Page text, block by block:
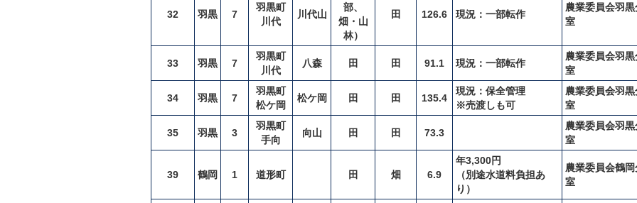
32 羽黒 7
羽黒町
川代
川代山
部、
畑・山
林）
田 126.6 現況：一部転作
農業委員会羽黒
室
33 羽黒 7
羽黒町
川代
八森 田 田 91.1 現況：一部転作
農業委員会羽黒
室
34 羽黒 7
羽黒町
松ケ岡
松ケ岡 田 田 135.4
現況：保全管理
※売渡しも可
農業委員会羽黒
室
35 羽黒 3
羽黒町
手向
向山 田 田 73.3
農業委員会羽黒
室
39 鶴岡 1 道形町 田 畑 6.9
年3,300円
（別途水道料負担あ
り）
農業委員会鶴岡
室